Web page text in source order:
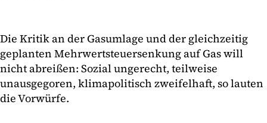
Die Kritik an der Gasumlage und der gleichzeitig
geplanten Mehrwertsteuersenkung auf Gas will
nicht abreißen: Sozial ungerecht, teilweise
unausgegoren, klimapolitisch zweifelhaft, so lauten
die Vorwürfe.